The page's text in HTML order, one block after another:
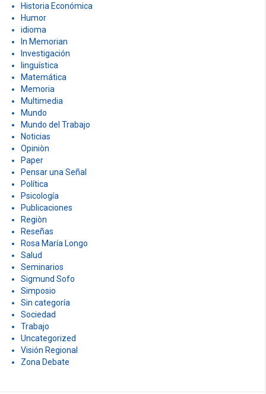
Historia Económica
Humor
idioma
In Memorian
Investigación
linguística
Matemática
Memoria
Multimedia
Mundo
Mundo del Trabajo
Noticias
Opiniòn
Paper
Pensar una Señal
Política
Psicología
Publicaciones
Regiòn
Reseñas
Rosa María Longo
Salud
Seminarios
Sigmund Sofo
Simposio
Sin categoría
Sociedad
Trabajo
Uncategorized
Visión Regional
Zona Debate